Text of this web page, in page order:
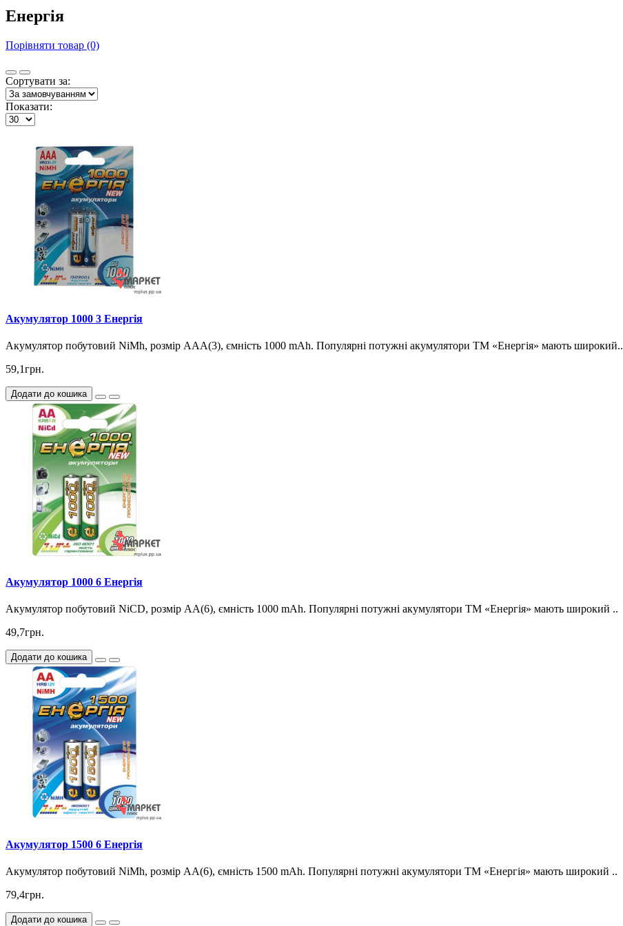
Енергія
Порівняти товар (0)
Сортувати за:
Показати:
Акумулятор 1000 3 Eнергія
Акумулятор побутовий NiMh, розмір ААA(3), ємність 1000 mAh. Популярні потужні акумулятори ТМ «Енергія» мають широкий..
59,1грн.
Додати до кошика
Акумулятор 1000 6 Eнергія
Акумулятор побутовий NiCD, розмір АА(6), ємність 1000 mAh. Популярні потужні акумулятори ТМ «Енергія» мають широкий ..
49,7грн.
Додати до кошика
Акумулятор 1500 6 Eнергія
Акумулятор побутовий NiMh, розмір АA(6), ємність 1500 mAh. Популярні потужні акумулятори ТМ «Енергія» мають широкий ..
79,4грн.
Додати до кошика